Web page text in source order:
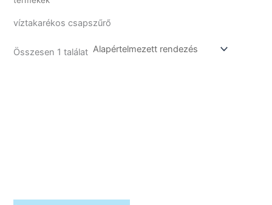
víztakarékos csapszűrő
Összesen 1 találat